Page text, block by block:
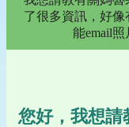
了很多資訊，好
能email
您好，我想請